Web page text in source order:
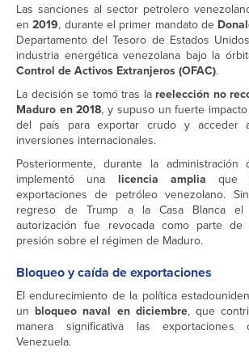
Las sanciones al sector petrolero
en2019, durante el primer mandato de
Departamento del Tesoro de Estados
industria energética venezolana bajo la
Control de Activos Extranjeros (OFAC).
La decisión se tomó tras la reelección no
Maduro en 2018, y supuso un fuerte
del país para exportar crudo y acceder
inversiones internacionales.
Posteriormente, durante la
implementó una licencia amplia que
exportaciones de petróleo venezolano.
regreso de Trump a la Casa Blanca el
autorización fue revocada como parte
presión sobre el régimen de Maduro.
Bloqueo y caída de exportaciones
El endurecimiento de la política
un bloqueo naval en diciembre, que
manera significativa las
Venezuela.